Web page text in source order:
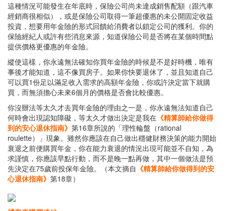
這種情況可能發生在年底時，保險公司尚未達成銷售配額（跟汽車
經銷商很相似），或是保險公司取得一筆超優惠的未公開固定收益
投資，想要用年金險的形式回饋給消費者以鎖定公司的獲利。你的
保險經紀人或許有些消息來源，知道保險公司是否將在某個時間點
提供價格更優惠的年金險。
縱使這樣，你永遠無法確知你買年金險的時候是不是好時機，唯有
事後才能知道，這不像買房子。如果你快要退休了，並且知道自己
可以買1份足以滿足收入需求的高額年金險，你或許決定當下就購
買，而無須擔心未來6個月的價格是否會比較優惠。
你沒辦法等太久才去買年金險的理由之一是，你永遠無法知道自己
何時會出現認知障礙，等太久才做出決定是我在 《精算師給你做得
到的安心退休指南》 第16章所說的「理性輪盤（rational
roulette）」現象。雖然你應該在自己做出穩健財務決策的能力開始
衰退之前便購買年金，你在能力衰退的情況出現可能並不自知，為
求謹慎，你應該早點行動，而不是晚一點再做，其中一個做法是預
先決定在75歲前投保年金險。（本文摘自 《精算師給你做得到的安
心退休指南》 第18章）